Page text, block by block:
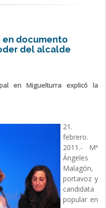
en documento
del alcalde
en Miguelturra explicó la
21.
febrero.
2011.- Mª
Ángeles
Malagón,
portavoz y
candidata
popular en